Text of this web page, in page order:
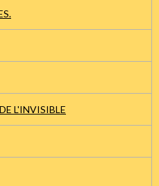
L'INVISIBLE